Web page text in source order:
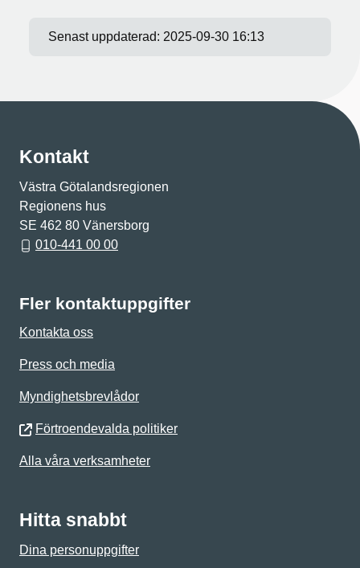
Senast uppdaterad: 2025-09-30 16:13
Kontakt
Västra Götalandsregionen
Regionens hus
SE 462 80 Vänersborg
010-441 00 00
Fler kontaktuppgifter
Kontakta oss
Press och media
Myndighetsbrevlådor
Förtroendevalda politiker
Alla våra verksamheter
Hitta snabbt
Dina personuppgifter